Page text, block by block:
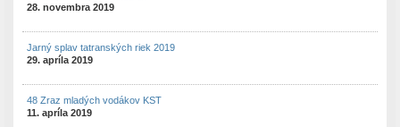
28. novembra 2019
Jarný splav tatranských riek 2019
29. apríla 2019
48 Zraz mladých vodákov KST
11. apríla 2019